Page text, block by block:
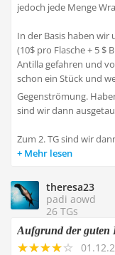
jedoch jede Menge
In der Basis haben wir
(10$ pro Flasche + 5 $
Antilla gefahren und
schon ein Stück und
Gegenströmung.
sind wir dann
Zum 2. TG sind wir
Mehr lesen
theresa23
padi aowd
26 TGs
Aufgrund der guten